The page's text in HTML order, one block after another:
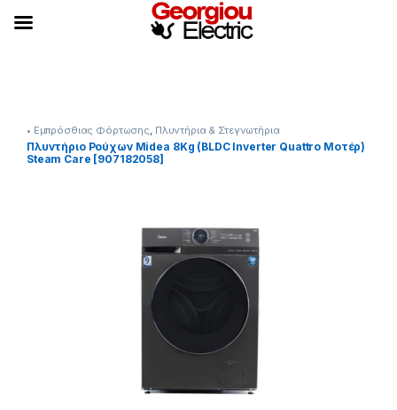
• Εμπρόσθιας Φόρτωσης, Πλυντήρια & Στεγνωτήρια
Πλυντήριο Ρούχων Midea 8Kg (BLDC Inverter Quattro Μοτέρ)
Steam Care [907182058]